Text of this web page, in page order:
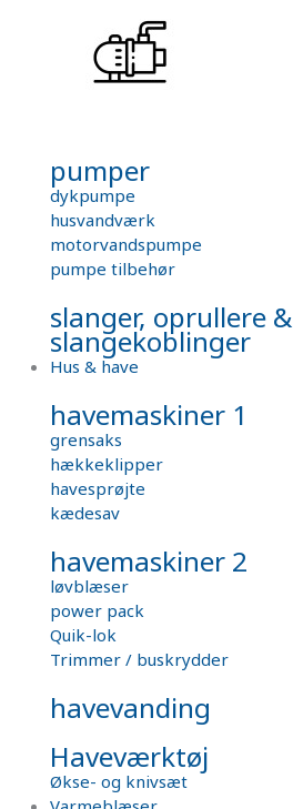
pumper
dykpumpe
husvandværk
motorvandspumpe
pumpe tilbehør
slanger, oprullere &
slangekoblinger
Hus & have
havemaskiner 1
grensaks
hækkeklipper
havesprøjte
kædesav
havemaskiner 2
løvblæser
power pack
Quik-lok
Trimmer / buskrydder
havevanding
Haveværktøj
Økse- og knivsæt